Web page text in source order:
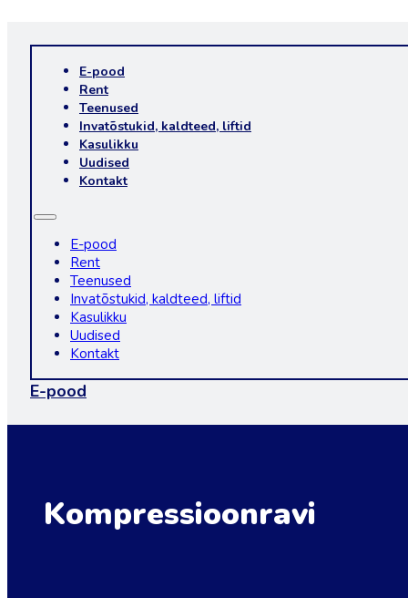
E-pood
Rent
Teenused
Invatõstukid, kaldteed, liftid
Kasulikku
Uudised
Kontakt
E-pood
Rent
Teenused
Invatõstukid, kaldteed, liftid
Kasulikku
Uudised
Kontakt
E-pood
Kompressioonravi